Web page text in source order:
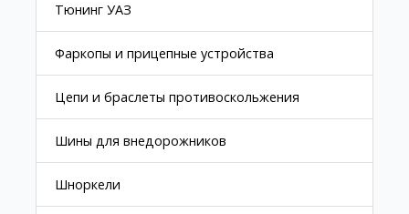
Тюнинг УАЗ
Фаркопы и прицепные устройства
Цепи и браслеты противоскольжения
Шины для внедорожников
Шноркели